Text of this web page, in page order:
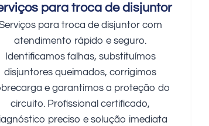
para troca de disjuntor
para troca de disjuntor com
atendimento rápido e seguro.
Identificamos falhas, substituímos
disjuntores queimados, corrigimos
e garantimos a proteção do
circuito. Profissional certificado,
preciso e solução imediata